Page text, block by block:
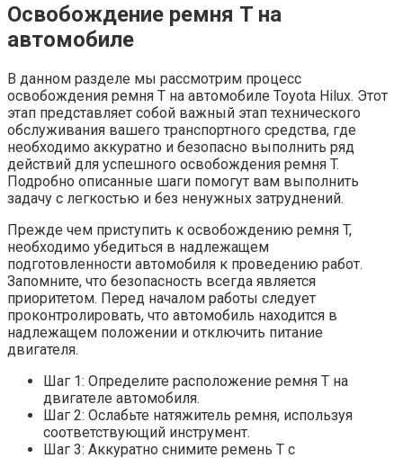
Освобождение ремня T на
автомобиле
В данном разделе мы рассмотрим процесс
освобождения ремня T на автомобиле Toyota Hilux. Этот
этап представляет собой важный этап технического
обслуживания вашего транспортного средства, где
необходимо аккуратно и безопасно выполнить ряд
действий для успешного освобождения ремня T.
Подробно описанные шаги помогут вам выполнить
задачу с легкостью и без ненужных затруднений.
Прежде чем приступить к освобождению ремня T,
необходимо убедиться в надлежащем
подготовленности автомобиля к проведению работ.
Запомните, что безопасность всегда является
приоритетом. Перед началом работы следует
проконтролировать, что автомобиль находится в
надлежащем положении и отключить питание
двигателя.
Шаг 1: Определите расположение ремня T на
двигателе автомобиля.
Шаг 2: Ослабьте натяжитель ремня, используя
соответствующий инструмент.
Шаг 3: Аккуратно снимите ремень T с